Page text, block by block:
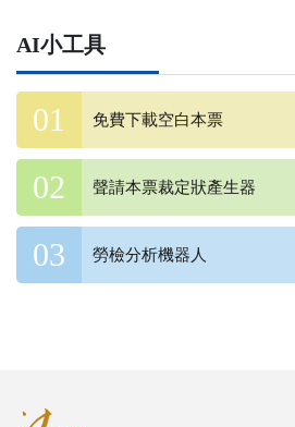
AI小工具
免費下載空白本票
聲請本票裁定狀產生器
勞檢分析機器人